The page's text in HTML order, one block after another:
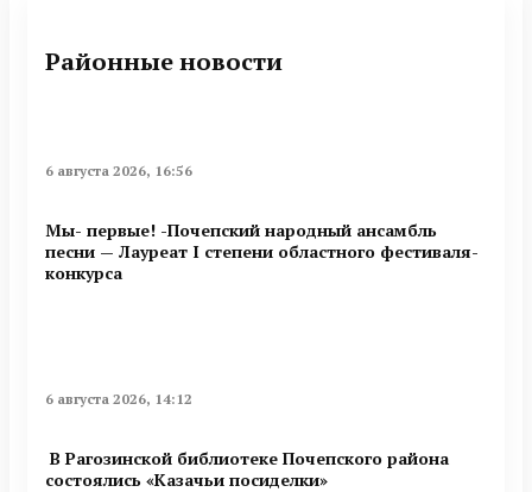
Районные новости
6 августа 2026, 16:56
Мы- первые! -Почепский народный ансамбль
песни — Лауреат I степени областного фестиваля-
конкурса
6 августа 2026, 14:12
В Рагозинской библиотеке Почепского района
состоялись «Казачьи посиделки»